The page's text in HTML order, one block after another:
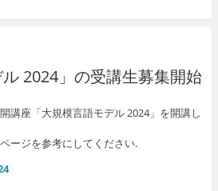
ル 2024」の受講生募集開始
講座「大規模言語モデル 2024」を開講し
ージを参考にしてください.